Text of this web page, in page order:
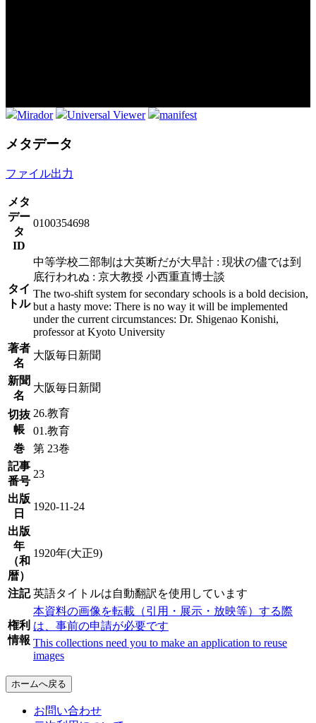
Mirador Universal Viewer manifest
メタデータ
ファイル出力
メタ
デー
タ
ID
0100354698
タイ
トル
中等学校二部制は大英断だが大早計 : 現状の儘では到
底行われぬ : 京大教授 小西重直博士談
The two-shift system for secondary schools is a bold decision,
but a hasty move: There is no way it will be implemented
under the current circumstances: Dr. Shigenao Konishi,
professor at Kyoto University
著者
名
大阪毎日新聞
新聞
名
大阪毎日新聞
切抜
帳
26.教育
01.教育
巻
第 23巻
記事
番号
23
出版
日
1920-11-24
出版
年
（和
暦）
1920年(大正9)
注記 英語タイトルは自動翻訳を使用しています
権利
情報
本資料の画像を転載（引用・展示・放映等）する際
は、事前の申請が必要です
This collections need you to make an application to reuse
images
ホームへ戻る
お問い合わせ